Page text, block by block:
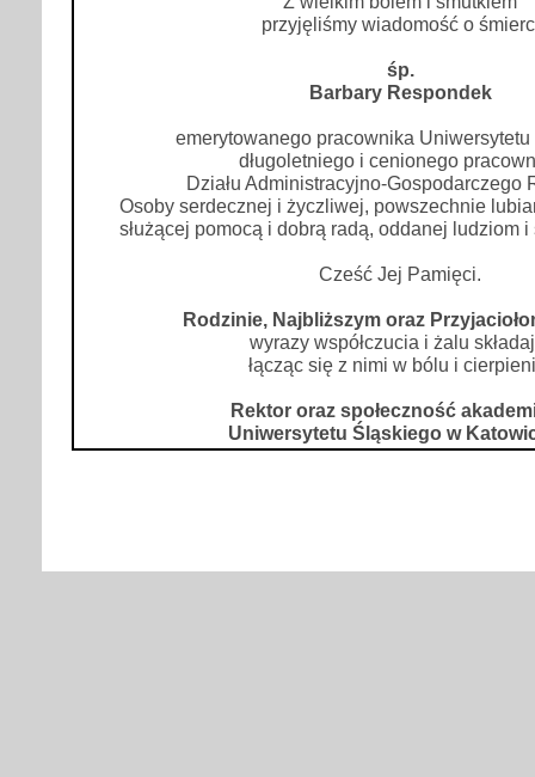
przyjęliśmy wiadomość o
śp.
Barbary Respondek
emerytowanego pracownika
długoletniego i cenionego
Działu Administracyjno-Gospodarczego
Osoby serdecznej i życzliwej, powszechnie
służącej pomocą i dobrą radą, oddanej ludziom
Cześć Jej Pamięci.
Rodzinie, Najbliższym oraz
wyrazy współczucia i żalu
łącząc się z nimi w bólu i
Rektor oraz społeczność
Uniwersytetu Śląskiego w